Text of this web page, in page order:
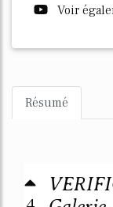
Voir
Résumé